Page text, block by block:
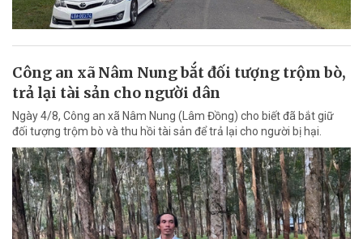
Công an xã Nâm Nung bắt đối tượng trộm bò,
trả lại tài sản cho người dân
Ngày 4/8, Công an xã Nâm Nung (Lâm Đồng) cho biết đã bắt giữ
đối tượng trộm bò và thu hồi tài sản để trả lại cho người bị hại.